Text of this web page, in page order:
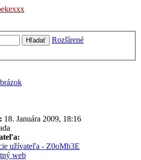
Hľadať
Rozšírené
18. Januára 2009, 18:16
užívateľa - Z0oMb3E
web